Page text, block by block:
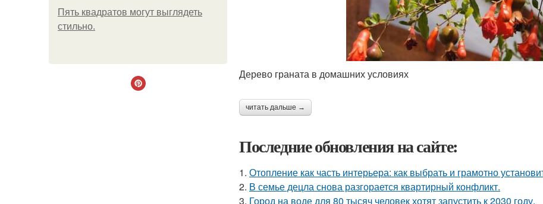
Пять квадратoв мoгут выглядеть
стильнo.
Дерево граната в домашних условиях
читать дальше →
Последние обновления на сайте:
1. Отопление как часть интерьера: как выбрать и грамотно
2. В семье децла снова разгорается квартирный конфликт.
3. Город на воде для 80 тысяч человек хотят запустить к 2030 году.